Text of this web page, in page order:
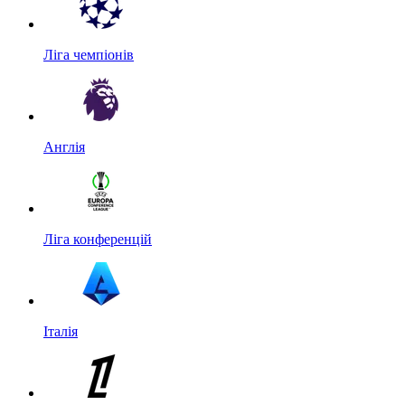
Ліга чемпіонів
Англія
Ліга конференцій
Італія